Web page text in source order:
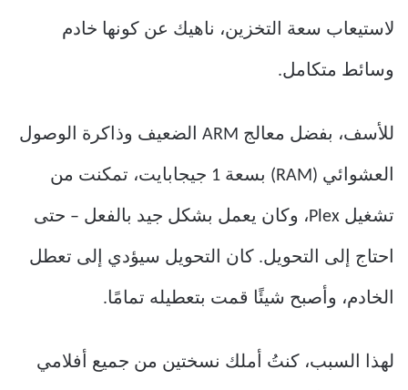
لاستيعاب سعة التخزين، ناهيك عن كونها خادم
وسائط متكامل.
للأسف، بفضل معالج ARM الضعيف وذاكرة الوصول
العشوائي (RAM) بسعة 1 جيجابايت، تمكنت من
تشغيل Plex، وكان يعمل بشكل جيد بالفعل – حتى
احتاج إلى التحويل. كان التحويل سيؤدي إلى تعطل
الخادم، وأصبح شيئًا قمت بتعطيله تمامًا.
لهذا السبب، كنتُ أملك نسختين من جميع أفلامي